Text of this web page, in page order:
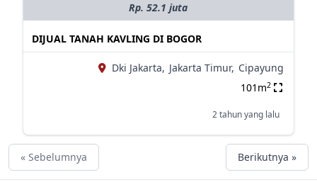
Rp. 52.1 juta
DIJUAL TANAH KAVLING DI BOGOR
Dki Jakarta, Jakarta Timur, Cipayung
101m2
2 tahun yang lalu
« Sebelumnya Berikutnya »